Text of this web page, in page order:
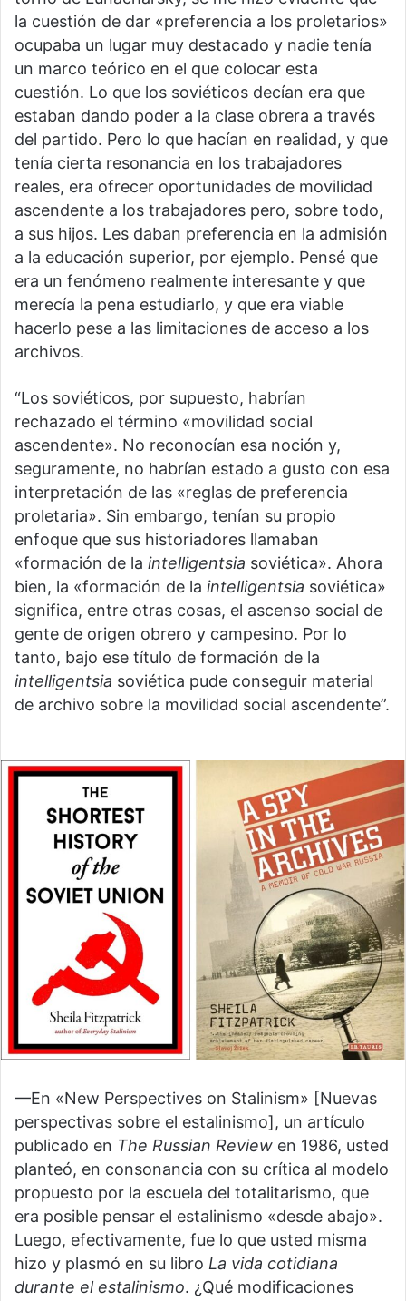
la cuestión de dar «preferencia a los proletarios»
ocupaba un lugar muy destacado y nadie tenía
un marco teórico en el que colocar esta
cuestión. Lo que los soviéticos decían era que
estaban dando poder a la clase obrera a través
del partido. Pero lo que hacían en realidad, y que
tenía cierta resonancia en los trabajadores
reales, era ofrecer oportunidades de movilidad
ascendente a los trabajadores pero, sobre todo,
a sus hijos. Les daban preferencia en la admisión
a la educación superior, por ejemplo. Pensé que
era un fenómeno realmente interesante y que
merecía la pena estudiarlo, y que era viable
hacerlo pese a las limitaciones de acceso a los
archivos.
“Los soviéticos, por supuesto, habrían
rechazado el término «movilidad social
ascendente». No reconocían esa noción y,
seguramente, no habrían estado a gusto con esa
interpretación de las «reglas de preferencia
proletaria». Sin embargo, tenían su propio
enfoque que sus historiadores llamaban
«formación de la intelligentsia soviética». Ahora
bien, la «formación de la intelligentsia soviética»
significa, entre otras cosas, el ascenso social de
gente de origen obrero y campesino. Por lo
tanto, bajo ese título de formación de la
intelligentsia soviética pude conseguir material
de archivo sobre la movilidad social ascendente”.
—En «New Perspectives on Stalinism» [Nuevas
perspectivas sobre el estalinismo], un artículo
publicado en The Russian Review en 1986, usted
planteó, en consonancia con su crítica al modelo
propuesto por la escuela del totalitarismo, que
era posible pensar el estalinismo «desde abajo».
Luego, efectivamente, fue lo que usted misma
hizo y plasmó en su libro La vida cotidiana
durante el estalinismo. ¿Qué modificaciones